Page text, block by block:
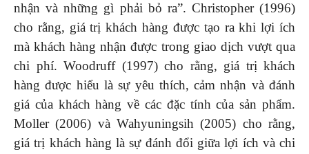
nhận và những gì phải bỏ ra”. Christopher (1996)
cho rằng, giá trị khách hàng được tạo ra khi lợi ích
mà khách hàng nhận được trong giao dịch vượt qua
chi phí. Woodruff (1997) cho rằng, giá trị khách
hàng được hiểu là sự yêu thích, cảm nhận và đánh
giá của khách hàng về các đặc tính của sản phẩm.
Moller (2006) và Wahyuningsih (2005) cho rằng,
giá trị khách hàng là sự đánh đổi giữa lợi ích và chi